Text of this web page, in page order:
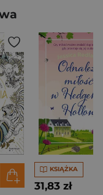
KSIĄŻKA
31,83 zł